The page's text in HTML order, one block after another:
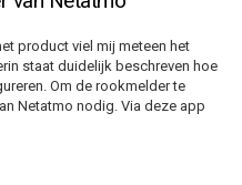
product viel mij meteen het
staat duidelijk beschreven hoe
Om de rookmelder te
Netatmo nodig. Via deze app